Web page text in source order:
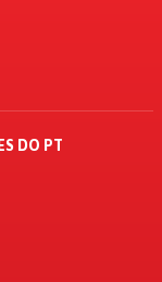
DO PT